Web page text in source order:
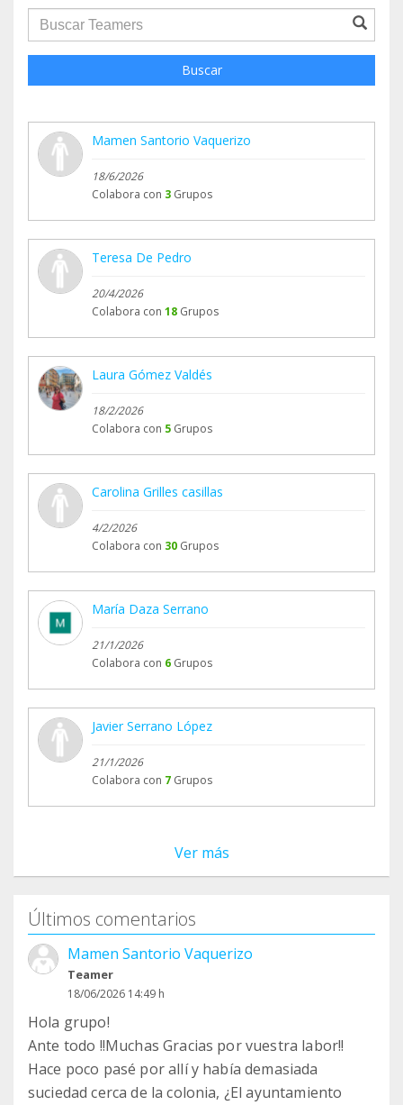
groupProfile.searchForm.search.text???
Buscar
Mamen Santorio Vaquerizo
18/6/2026
Colabora con 3 Grupos
Teresa De Pedro
20/4/2026
Colabora con 18 Grupos
Laura Gómez Valdés
18/2/2026
Colabora con 5 Grupos
Carolina Grilles casillas
4/2/2026
Colabora con 30 Grupos
María Daza Serrano
21/1/2026
Colabora con 6 Grupos
Javier Serrano López
21/1/2026
Colabora con 7 Grupos
Ver más
Últimos comentarios
Mamen Santorio Vaquerizo
Teamer
18/06/2026 14:49 h
Hola grupo!
Ante todo !!Muchas Gracias por vuestra labor!!
Hace poco pasé por allí y había demasiada
suciedad cerca de la colonia, ¿El ayuntamiento